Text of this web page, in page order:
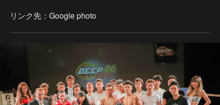
リンク先：Google photo